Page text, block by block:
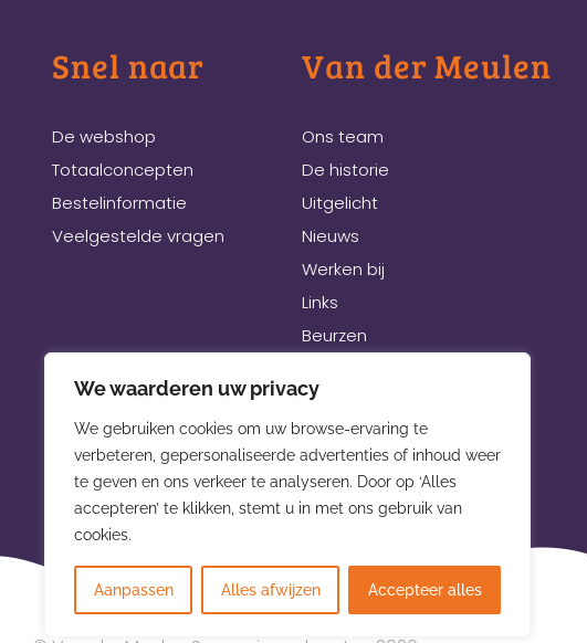
We waarderen uw privacy
We gebruiken cookies om uw browse-ervaring te
verbeteren, gepersonaliseerde advertenties of inhoud weer
te geven en ons verkeer te analyseren. Door op ‘Alles
accepteren’ te klikken, stemt u in met ons gebruik van
cookies.
Aanpassen Alles afwijzen Accepteer alles
Snel naar
De webshop
Totaalconcepten
Bestelinformatie
Veelgestelde vragen
Van der Meulen
Ons team
De historie
Uitgelicht
Nieuws
Werken bij
Links
Beurzen